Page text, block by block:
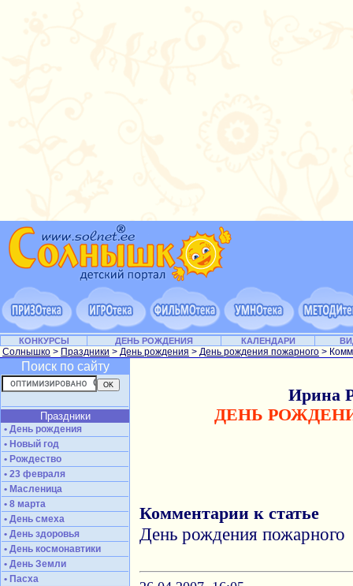
КОНКУРСЫ ДЕНЬ РОЖДЕНИЯ КАЛЕНДАРИ
Солнышко > Праздники > День рождения > День рождения пожарного >
Поиск по сайту
Праздники
• День рождения
• Новый год
• Рождество
• 23 февраля
• Масленица
• 8 марта
• День смеха
• День здоровья
• День космонавтики
• День Земли
• Пасха
Ирина
ДЕНЬ
Комментарии к статье
День рождения пожарного